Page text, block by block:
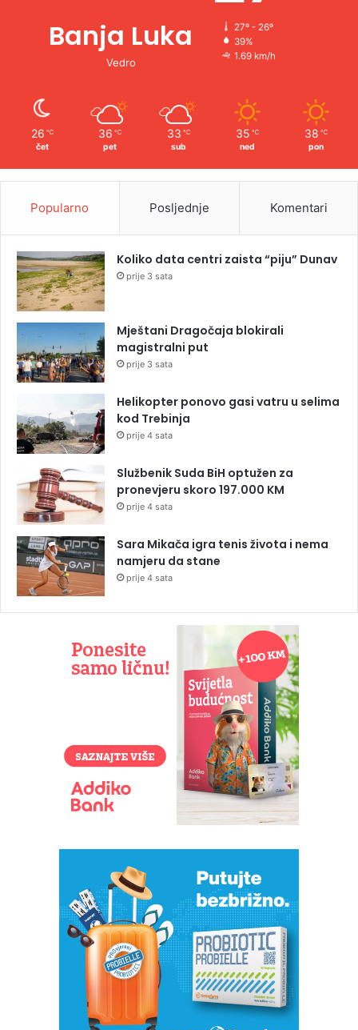
Banja Luka
Vedro
27º - 26º
39%
1.69 km/h
26 ℃
čet
36 ℃
pet
33 ℃
sub
35 ℃
ned
38 ℃
pon
Popularno Posljednje Komentari
Koliko data centri zaista “piju” Dunav
prije 3 sata
Mještani Dragočaja blokirali
magistralni put
prije 3 sata
Helikopter ponovo gasi vatru u selima
kod Trebinja
prije 4 sata
Službenik Suda BiH optužen za
pronevjeru skoro 197.000 KM
prije 4 sata
Sara Mikača igra tenis života i nema
namjeru da stane
prije 4 sata